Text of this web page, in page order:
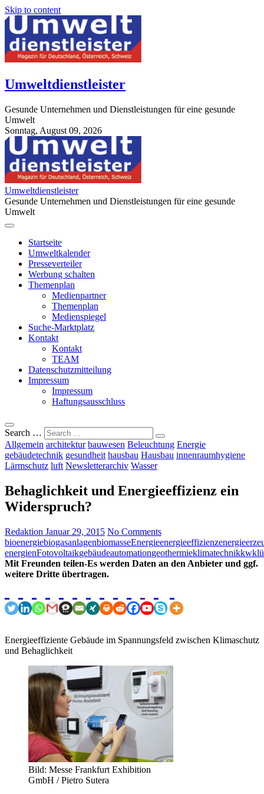
Skip to content
Umweltdienstleister
Gesunde Unternehmen und Dienstleistungen für eine gesunde
Umwelt
Sonntag, August 09, 2026
StuttgartApotheke.com
Umweltdienstleister
Gesunde Unternehmen und Dienstleistungen für eine gesunde
Umwelt
Startseite
Umweltkalender
Presseverteiler
Werbung schalten
Themenplan
Medienpartner
Themenplan
Medienspiegel
Suche-Marktplatz
Kontakt
Kontakt
TEAM
Datenschutzmitteilung
Impressum
Impressum
Haftungsausschluss
Search …
Allgemein architektur bauwesen Beleuchtung Energie
gebäudetechnik gesundheit hausbau Hausbau innenraumhygiene
Lärmschutz luft Newsletterarchiv Wasser
Behaglichkeit und Energieeffizienz ein
Widerspruch?
Redaktion Januar 29, 2015 No Comments
bioenergiebiogasanlagenbiomasseEnergieenergieeffizienz
energienFotovoltaikgebäudeautomationgeothermieklimatechnikkwk
Mit Freunden teilen-Es werden Daten an den Anbieter und ggf.
weitere Dritte übertragen.
Energieeffiziente Gebäude im Spannungsfeld zwischen Klimaschutz
und Behaglichkeit
Bild: Messe Frankfurt Exhibition
GmbH / Pietro Sutera